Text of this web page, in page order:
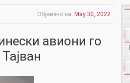
Објавено на: May 30, 2022
авиони го